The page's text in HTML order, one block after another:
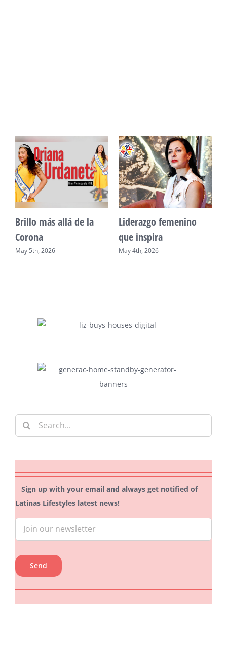
Unidad, cultura y
desarrollo comunitario
May 2nd, 2026
Sueño venezolano en
Philadelphia
May 7th, 2026
Search
for:
Sign up with your email and always get notified of
Latinas Lifestyles latest news!